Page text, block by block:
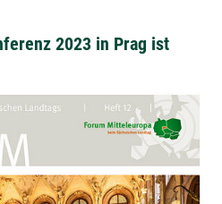
2023 in Prag ist